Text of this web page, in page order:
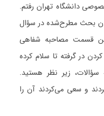
دانشگاه تهران رفتم.
بحث مطرح‌شده در سؤال
قسمت مصاحبه شفاهی
در گرفته تا سلام کرده
زیر نظر هستید.
و سعی می‌کردند آن را